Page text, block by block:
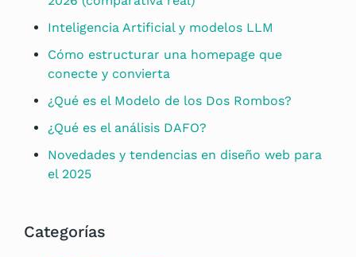
Inteligencia Artificial y modelos LLM
Cómo estructurar una homepage que
conecte y convierta
¿Qué es el Modelo de los Dos Rombos?
¿Qué es el análisis DAFO?
Novedades y tendencias en diseño web para
el 2025
Categorías